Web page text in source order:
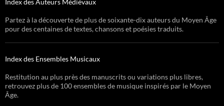
Index des Auteurs Médiévaux
Partez à la découverte de plus de soixante-dix auteurs du Moyen Âge
pour des centaines de textes, chansons et poésies traduits.
Index des Ensembles Musicaux
Restitution au plus près des manuscrits ou variations plus libres,
retrouvez plus de 100 ensembles de musique inspirés par le Moyen
Âge.